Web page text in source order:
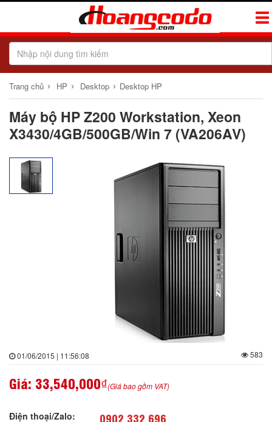
Trang chủ › HP › Desktop › Desktop HP
Máy bộ HP Z200 Workstation, Xeon
X3430/4GB/500GB/Win 7 (VA206AV)
01/06/2015 | 11:56:08 583
Giá: 33,540,000₫(Giá bao gồm VAT)
Điện thoại/Zalo: 0902 332 696